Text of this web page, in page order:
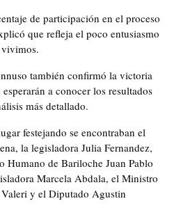
de participación en el proceso
que refleja el poco entusiasmo
también confirmó la victoria
a conocer los resultados
más detallado.
festejando se encontraban el
la legisladora Julia Fernandez,
Humano de Bariloche Juan Pablo
Marcela Abdala, el Ministro
y el Diputado Agustin